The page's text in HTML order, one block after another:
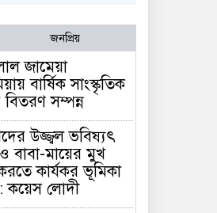
জনপ্রিয়
জামেয়া
বার্ষিক সাংস্কৃতিক
বিতরণ সম্পন্ন
উজ্জ্বল ভবিষ্যৎ
বাবা-মায়ের মুখ
কার্যকর ভূমিকা
কয়েস লোদী